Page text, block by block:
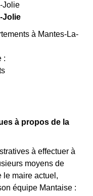
Jolie
Jolie
à Mantes-La-
:
à propos de la
à effectuer à
moyens de
le maire actuel,
équipe Mantaise :